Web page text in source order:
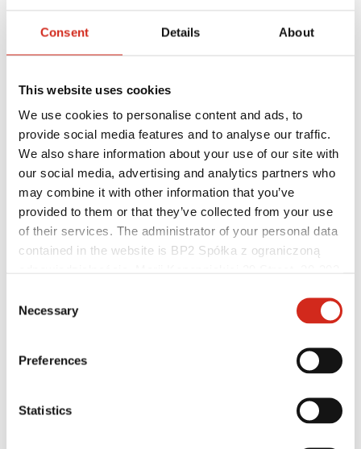
Consent Details About
This website uses cookies
We use cookies to personalise content and ads, to
provide social media features and to analyse our traffic.
We also share information about your use of our site with
our social media, advertising and analytics partners who
may combine it with other information that you’ve
provided to them or that they’ve collected from your use
of their services. The administrator of your personal data
contained in the website is BP2 Spółka z ograniczoną
121387608.
Selection
Necessary
Preferences
Statistics
Hilfreiche Links
Beschichtungen, Farben und Garantien